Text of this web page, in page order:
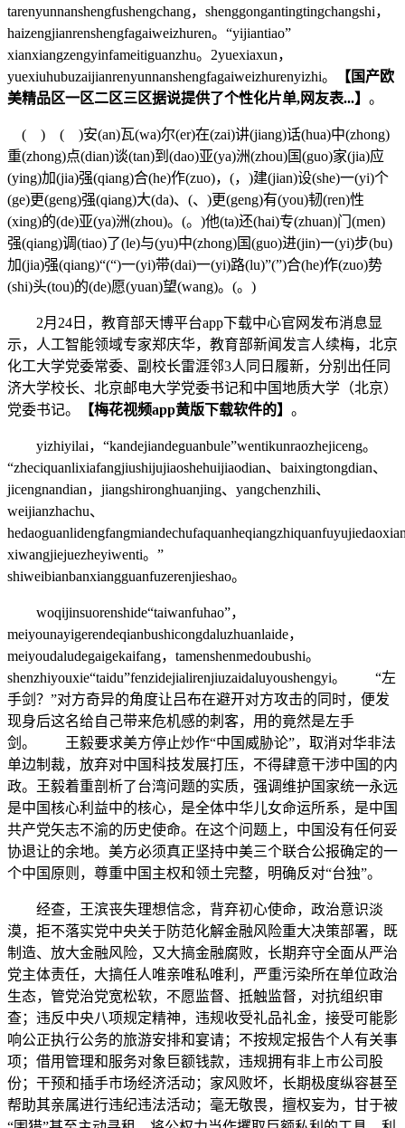
tarenyunnanshengfushengchang，shenggongantingtingchangshi，
haizengjianrenshengfagaiweizhuren。“yijiantiao”
xianxiangzengyinfameitiguanzhu。2yuexiaxun，
yuexiuhubuzaijianrenyunnanshengfagaiweizhurenyizhi。
【国产欧
美精品区一区二区三区据说提供了个性化片单,网友表...】 。
( ) ( )安(an)瓦(wa)尔(er)在(zai)讲(jiang)话(hua)中(zhong)
重(zhong)点(dian)谈(tan)到(dao)亚(ya)洲(zhou)国(guo)家(jia)应
(ying)加(jia)强(qiang)合(he)作(zuo)，(，)建(jian)设(she)一(yi)个
(ge)更(geng)强(qiang)大(da)、(、)更(geng)有(you)韧(ren)性
(xing)的(de)亚(ya)洲(zhou)。(。)他(ta)还(hai)专(zhuan)门(men)
强(qiang)调(tiao)了(le)与(yu)中(zhong)国(guo)进(jin)一(yi)步(bu)
加(jia)强(qiang)“(“)一(yi)带(dai)一(yi)路(lu)”(”)合(he)作(zuo)势
(shi)头(tou)的(de)愿(yuan)望(wang)。(。)
2月24日，教育部天博平台app下载中心官网发布消息显
示，人工智能领域专家郑庆华，教育部新闻发言人续梅，北京
化工大学党委常委、副校长雷涯邻3人同日履新，分别出任同
济大学校长、北京邮电大学党委书记和中国地质大学（北京）
党委书记。
【梅花视频app黄版下载软件的】 。
yizhiyilai，“kandejiandeguanbule”wentikunraozhejiceng。
“zheciquanlixiafangjiushijujiaoshehuijiaodian、baixingtongdian、
jicengnandian，jiangshironghuanjing、yangchenzhili、
weijianzhachu、
xiwangjiejuezheyiwenti。”
shiweibianbanxiangguanfuzerenjieshao。
woqijinsuorenshide“taiwanfuhao”，
meiyounayigerendeqianbushicongdaluzhuanlaide，
meiyoudaludegaigekaifang，tamenshenmedoubushi。
shenzhiyouxie“taidu”fenzidejialirenjiuzaidaluyoushengyi。 “左
手剑？”对方奇异的角度让吕布在避开对方攻击的同时，便发
现身后这名给自己带来危机感的刺客，用的竟然是左手
剑。 王毅要求美方停止炒作“中国威胁论”，取消对华非法
单边制裁，放弃对中国科技发展打压，不得肆意干涉中国的内
政。王毅着重剖析了台湾问题的实质，强调维护国家统一永远
是中国核心利益中的核心，是全体中华儿女命运所系，是中国
共产党矢志不渝的历史使命。在这个问题上，中国没有任何妥
协退让的余地。美方必须真正坚持中美三个联合公报确定的一
个中国原则，尊重中国主权和领土完整，明确反对“台独”。
经查，王滨丧失理想信念，背弃初心使命，政治意识淡
漠，拒不落实党中央关于防范化解金融风险重大决策部署，既
制造、放大金融风险，又大搞金融腐败，长期弃守全面从严治
党主体责任，大搞任人唯亲唯私唯利，严重污染所在单位政治
生态，管党治党宽松软，不愿监督、抵触监督，对抗组织审
查；违反中央八项规定精神，违规收受礼品礼金，接受可能影
响公正执行公务的旅游安排和宴请；不按规定报告个人有关事
项；借用管理和服务对象巨额钱款，违规拥有非上市公司股
份；干预和插手市场经济活动；家风败坏，长期极度纵容甚至
帮助其亲属进行违纪违法活动；毫无敬畏，擅权妄为，甘于被